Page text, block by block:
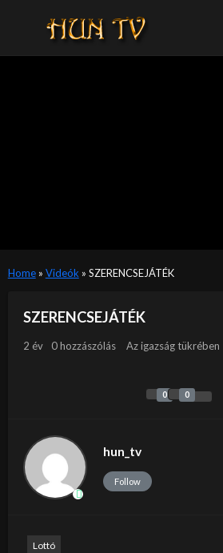
Home» Videók » SZERENCSEJÁTÉK
SZERENCSEJÁTÉK
2 év 0 hozzászólás Az igazság tükrében
0 0
hun_tv
Follow
Lottó